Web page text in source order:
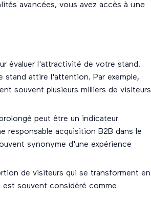
avancées, vous avez accès à une
évaluer l'attractivité de votre stand.
stand attire l'attention. Par exemple,
souvent plusieurs milliers de visiteurs
peut être un indicateur
responsable acquisition B2B dans le
synonyme d'une expérience
de visiteurs qui se transforment en
est souvent considéré comme